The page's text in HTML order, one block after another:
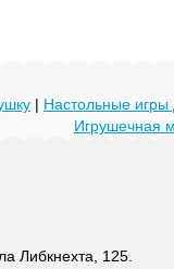
| Настольные игры
Игрушечная
Либкнехта, 125.